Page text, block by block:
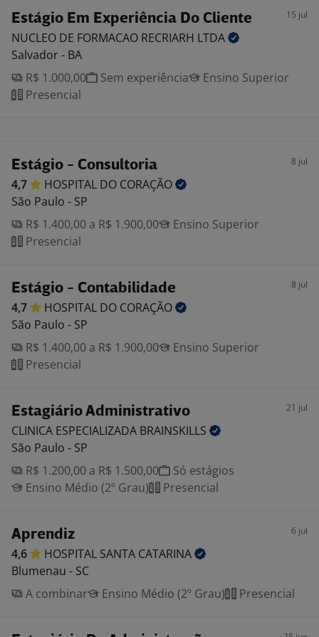
Estágio Em Experiência Do Cliente 15 jul
NUCLEO DE FORMACAO RECRIARH LTDA
Salvador - BA
R$ 1.000,00
Sem experiência
Ensino Superior
Presencial
Estágio - Consultoria 8 jul
4,7 HOSPITAL DO CORAÇÃO
São Paulo - SP
R$ 1.400,00 a R$ 1.900,00
Ensino Superior
Presencial
Estágio - Contabilidade 8 jul
4,7 HOSPITAL DO CORAÇÃO
São Paulo - SP
R$ 1.400,00 a R$ 1.900,00
Ensino Superior
Presencial
Estagiário Administrativo 21 jul
CLINICA ESPECIALIZADA BRAINSKILLS
São Paulo - SP
R$ 1.200,00 a R$ 1.500,00
Só estágios
Ensino Médio (2º Grau)
Presencial
Aprendiz 6 jul
4,6 HOSPITAL SANTA CATARINA
Blumenau - SC
A combinar
Ensino Médio (2º Grau) Presencial